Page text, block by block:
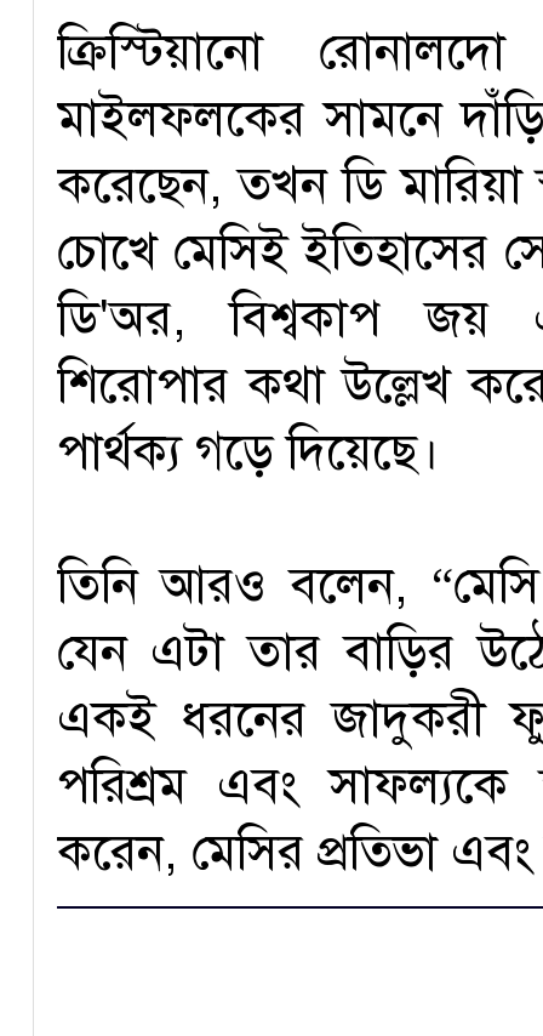
ক্রিস্টিয়ানো
মাইলফলকের সামনে
করেছেন, তখন ডি মারিয়া
চোখে মেসিই ইতিহাসের
ডি'অর, বিশ্বকাপ জয়
শিরোপার কথা উল্লেখ
পার্থক্য গড়ে দিয়েছে।
তিনি আরও বলেন, “মেসি
যেন এটা তার বাড়ির
একই ধরনের জাদুকরী
পরিশ্রম এবং সাফল্যকে
করেন, মেসির প্রতিভা